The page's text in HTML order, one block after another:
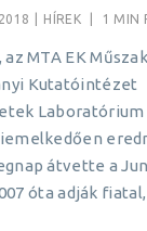
HÍREK 1 MIN
MTA EK
Kutatóintézet
átvette a
óta adják